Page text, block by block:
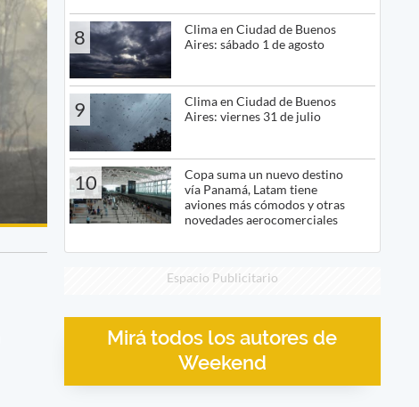
8
Clima en Ciudad de Buenos
Aires: sábado 1 de agosto
9
Clima en Ciudad de Buenos
Aires: viernes 31 de julio
10
Copa suma un nuevo destino
vía Panamá, Latam tiene
aviones más cómodos y otras
novedades aerocomerciales
Espacio Publicitario
Mirá todos los autores de
Weekend